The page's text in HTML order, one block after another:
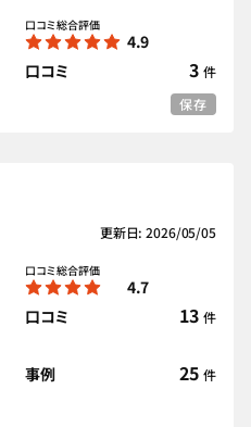
口コミ総合評価
4.9
口コミ
3 件
保存
更新日: 2026/05/05
口コミ総合評価
4.7
口コミ
13 件
事例 25 件